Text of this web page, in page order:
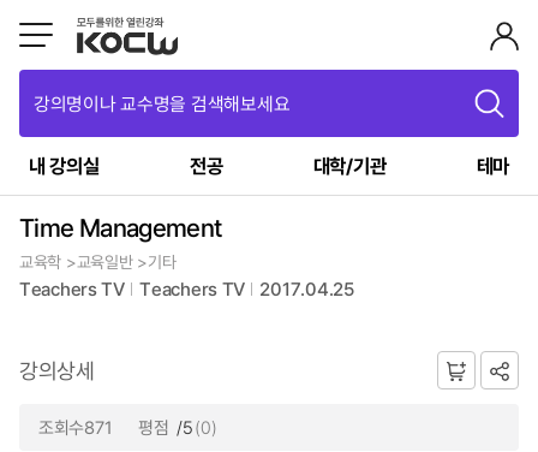
강의명이나 교수명을 검색해보세요
내 강의실 전공 대학/기관 테마
Time Management
교육학 >교육일반 >기타
Teachers TV Teachers TV 2017.04.25
강의상세
조회수871 평점 /5(0)